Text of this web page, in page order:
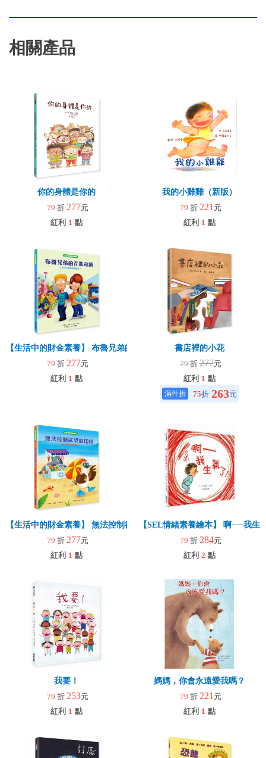
相關產品
你的身體是你的
79 折 277元
紅利 1 點
我的小雞雞（新版）
79 折 221 元
紅利 1 點
【生活中的財金素養】 布魯兄弟的存款奇蹟：用30元變百萬富翁
79 折 277元
紅利 1 點
書店裡的小花
79 折277元
紅利 1 點
75折 263元
【生活中的財金素養】 無法控制欲望的比利：我真的真的好想買
79 折 277元
紅利 1 點
【SEL情緒素養繪本】 啊──我生
79 折 284元
紅利 2 點
我要！
79 折 253元
紅利 1 點
媽媽，你會永遠愛我嗎？
79 折 221 元
紅利 1 點